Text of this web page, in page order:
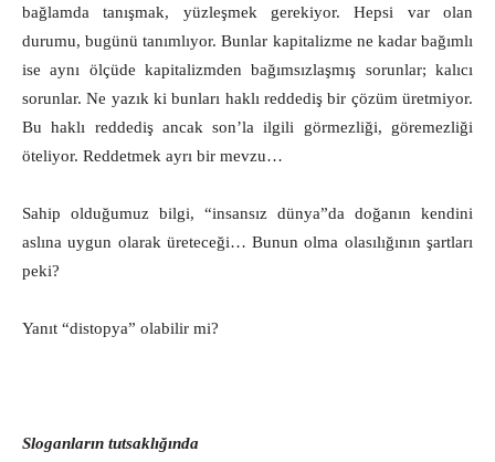
bağlamda tanışmak, yüzleşmek gerekiyor. Hepsi var olan
durumu, bugünü tanımlıyor. Bunlar kapitalizme ne kadar bağımlı
ise aynı ölçüde kapitalizmden bağımsızlaşmış sorunlar; kalıcı
sorunlar. Ne yazık ki bunları haklı reddediş bir çözüm üretmiyor.
Bu haklı reddediş ancak son’la ilgili görmezliği, göremezliği
öteliyor. Reddetmek ayrı bir mevzu…
Sahip olduğumuz bilgi, “insansız dünya”da doğanın kendini
aslına uygun olarak üreteceği… Bunun olma olasılığının şartları
peki?
Yanıt “distopya” olabilir mi?
Sloganların tutsaklığında